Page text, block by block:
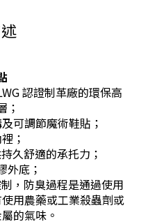
認證制革廠的環保高
；
可調節魔術鞋貼；
裡 ；
久舒適的承托力；
外底；
，防臭過程是通過使用
用農藥或工業殺蟲劑或
的氣味。